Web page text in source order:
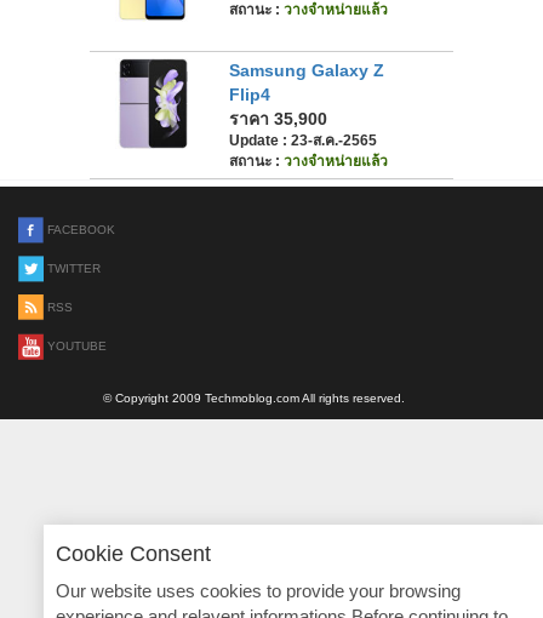
สถานะ : วางจำหน่ายแล้ว
Samsung Galaxy Z
Flip4
ราคา 35,900
Update : 23-ส.ค.-2565
สถานะ : วางจำหน่ายแล้ว
FACEBOOK
TWITTER
RSS
YOUTUBE
© Copyright 2009 Techmoblog.com All rights reserved.
Cookie Consent
Our website uses cookies to provide your browsing